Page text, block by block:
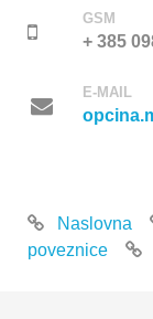
GSM
+ 385
E-MAIL
Naslovna
poveznice